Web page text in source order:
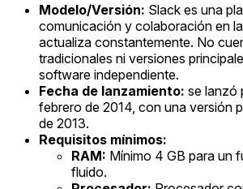
Modelo/Versión: Slack es una
comunicación y colaboración en
actualiza constantemente. No
tradicionales ni versiones
software independiente.
Fecha de lanzamiento: se lanzó
febrero de 2014, con una versión
de 2013.
Requisitos mínimos:
RAM: Mínimo 4 GB para un
fluido.